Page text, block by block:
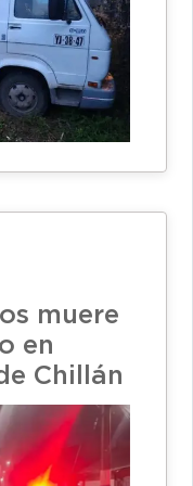
muere
en
Chillán